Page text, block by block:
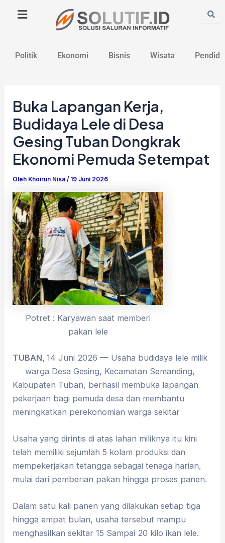
Politik Ekonomi Bisnis Wisata
Buka Lapangan Kerja,
Budidaya Lele di Desa
Gesing Tuban Dongkrak
Ekonomi Pemuda Setempat
Oleh Khoirun Nisa/ 19 Juni 2026
Potret : Karyawan saat memberi
pakan lele
TUBAN,14 Juni 2026 — Usaha budidaya lele milik
warga Desa Gesing, Kecamatan Semanding,
Kabupaten Tuban, berhasil membuka lapangan
pekerjaan bagi pemuda desa dan membantu
meningkatkan perekonomian warga sekitar
Usaha yang dirintis di atas lahan miliknya itu kini
telah memiliki sejumlah 5 kolam produksi dan
mempekerjakan tetangga sebagai tenaga harian,
mulai dari pemberian pakan hingga proses panen.
Dalam satu kali panen yang dilakukan setiap tiga
hingga empat bulan, usaha tersebut mampu
menghasilkan sekitar 15 Sampai 20 kilo ikan lele.
navigation